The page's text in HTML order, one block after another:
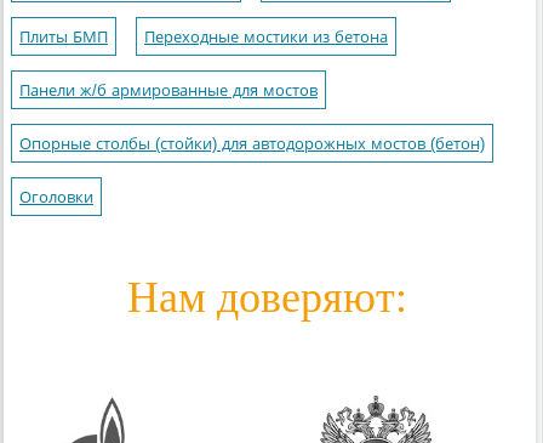
Плиты БМП Переходные мостики из бетона
Панели ж/б армированные для мостов
Опорные столбы (стойки) для автодорожных мостов (бетон)
Оголовки
Нам доверяют: